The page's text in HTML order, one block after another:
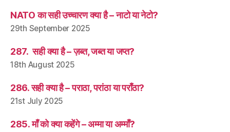
NATO का सही उच्चारण क्या है – नाटो या नेटो?
29th September 2025
287. सही क्या है – ज़ब्त, जब्त या जप्त?
18th August 2025
286. सही क्या है – पराठा, परांठा या पराँठा?
21st July 2025
285. माँ को क्या कहेंगे – अम्मा या अम्माँ?